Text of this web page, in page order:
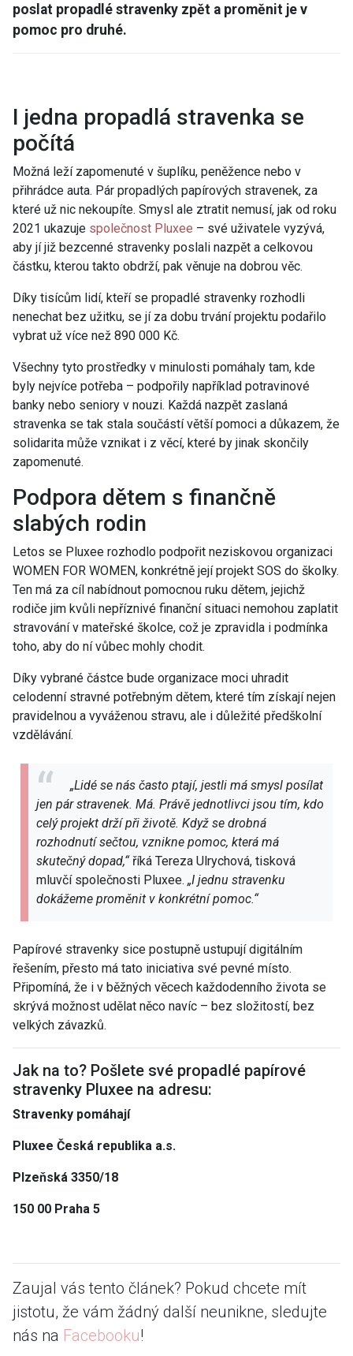
poslat propadlé stravenky zpět a proměnit je v
pomoc pro druhé.
I jedna propadlá stravenka se
počítá
Možná leží zapomenuté v šuplíku, peněžence nebo v
přihrádce auta. Pár propadlých papírových stravenek, za
které už nic nekoupíte. Smysl ale ztratit nemusí, jak od roku
2021 ukazuje společnost Pluxee – své uživatele vyzývá,
aby jí již bezcenné stravenky poslali nazpět a celkovou
částku, kterou takto obdrží, pak věnuje na dobrou věc.
Díky tisícům lidí, kteří se propadlé stravenky rozhodli
nenechat bez užitku, se jí za dobu trvání projektu podařilo
vybrat už více než 890 000 Kč.
Všechny tyto prostředky v minulosti pomáhaly tam, kde
byly nejvíce potřeba – podpořily například potravinové
banky nebo seniory v nouzi. Každá nazpět zaslaná
stravenka se tak stala součástí větší pomoci a důkazem, že
solidarita může vznikat i z věcí, které by jinak skončily
zapomenuté.
Podpora dětem s finančně
slabých rodin
Letos se Pluxee rozhodlo podpořit neziskovou organizaci
WOMEN FOR WOMEN, konkrétně její projekt SOS do školky.
Ten má za cíl nabídnout pomocnou ruku dětem, jejichž
rodiče jim kvůli nepříznivé finanční situaci nemohou zaplatit
stravování v mateřské školce, což je zpravidla i podmínka
toho, aby do ní vůbec mohly chodit.
Díky vybrané částce bude organizace moci uhradit
celodenní stravné potřebným dětem, které tím získají nejen
pravidelnou a vyváženou stravu, ale i důležité předškolní
vzdělávání.
„Lidé se nás často ptají, jestli má smysl posílat
jen pár stravenek. Má. Právě jednotlivci jsou tím, kdo
celý projekt drží při životě. Když se drobná
rozhodnutí sečtou, vznikne pomoc, která má
skutečný dopad,“ říká Tereza Ulrychová, tisková
mluvčí společnosti Pluxee. „I jednu stravenku
dokážeme proměnit v konkrétní pomoc.“
Papírové stravenky sice postupně ustupují digitálním
řešením, přesto má tato iniciativa své pevné místo.
Připomíná, že i v běžných věcech každodenního života se
skrývá možnost udělat něco navíc – bez složitostí, bez
velkých závazků.
Jak na to? Pošlete své propadlé papírové
stravenky Pluxee na adresu:
Stravenky pomáhají
Pluxee Česká republika a.s.
Plzeňská 3350/18
150 00 Praha 5
Zaujal vás tento článek? Pokud chcete mít
jistotu, že vám žádný další neunikne, sledujte
nás na Facebooku!